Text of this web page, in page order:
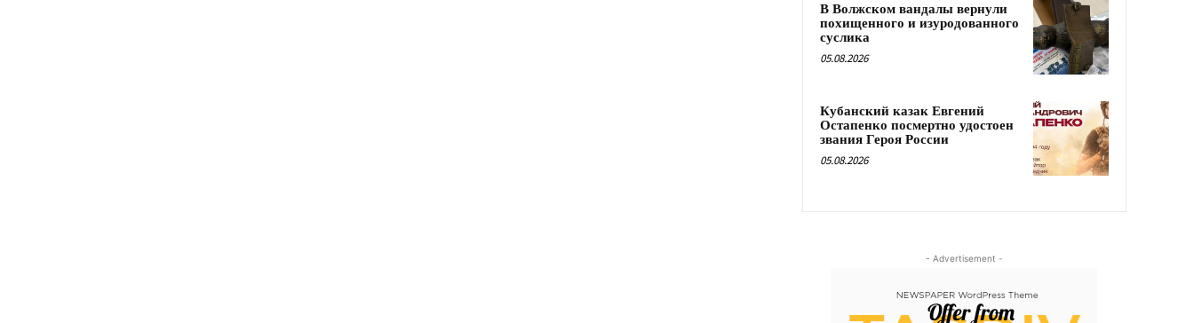
В Волжском вандалы вернули
похищенного и изуродованного
суслика
05.08.2026
Кубанский казак Евгений
Остапенко посмертно удостоен
звания Героя России
05.08.2026
- Advertisement -